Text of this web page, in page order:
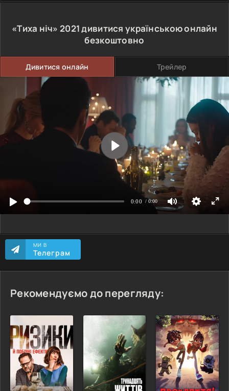
«Тиха ніч»2021дивитися українською онлайн
безкоштовно
Дивитися онлайн Трейлер
МИ В
Телеграм
Рекомендуємо до перегляду: